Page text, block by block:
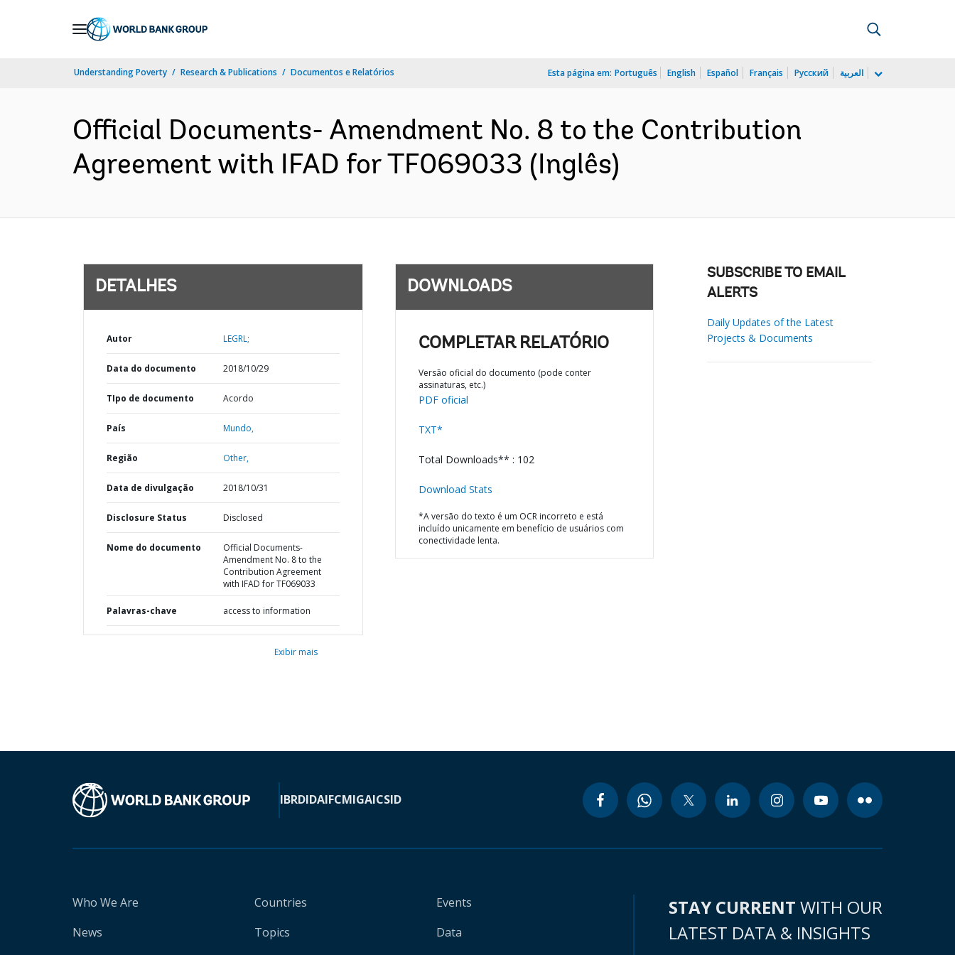
Understanding Poverty Research & Publications Documentos e Relatórios Esta página em: Português English Español Français Русский العربية
Official Documents- Amendment No. 8 to the Contribution
Agreement with IFAD for TF069033 (Inglês)
DETALHES
Autor LEGRL;
Data do documento 2018/10/29
TIpo de documento Acordo
País Mundo,
Região Other,
Data de divulgação 2018/10/31
Disclosure Status Disclosed
Nome do documento
Official Documents-
Amendment No. 8 to the
Contribution Agreement
with IFAD for TF069033
Palavras-chave access to information
Exibir mais
DOWNLOADS
COMPLETAR RELATÓRIO
Versão oficial do documento (pode conter
assinaturas, etc.)
PDF oficial
TXT*
Total Downloads** : 102
Download Stats
*A versão do texto é um OCR incorreto e está
incluído unicamente em benefício de usuários com
conectividade lenta.
SUBSCRIBE TO EMAIL
ALERTS
Daily Updates of the Latest
Projects & Documents
IBRDIDAIFCMIGAICSID
Who We Are
News
Countries
Topics
Events
Data
STAY CURRENT WITH OUR
LATEST DATA & INSIGHTS